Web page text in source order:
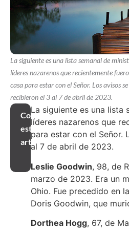
La siguiente es una lista semanal de
líderes nazarenos que recientemente
casa para estar con el Señor. Los avisos se
recibieron el 3 al 7 de abril de 2023.
Compartir
este
artículo
La siguiente es una lista
líderes nazarenos que
para estar con el Señor.
al 7 de abril de 2023.
Leslie Goodwin, 98, de
marzo de 2023. Era un
Ohio. Fue precedido en
Doris Goodwin, que
Dorthea Hogg, 67, de